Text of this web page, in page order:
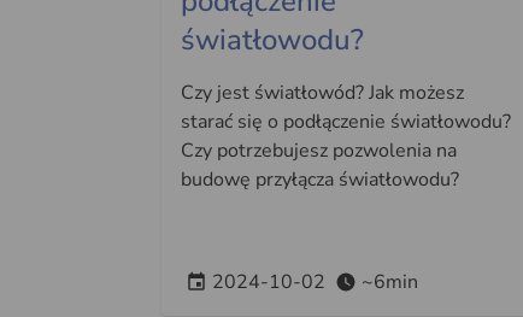
światłowodu?
Czy jest światłowód? Jak możesz
starać się o podłączenie światłowodu?
Czy potrzebujesz pozwolenia na
budowę przyłącza światłowodu?
2024-10-02 ~6min